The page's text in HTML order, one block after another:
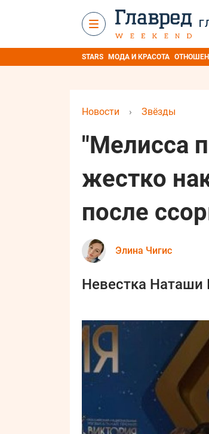
STARS МОДА И КРАСОТА
Новости › Звёзды
"Мелисса
жестко
после
Элина Чигис
Невестка Наташи